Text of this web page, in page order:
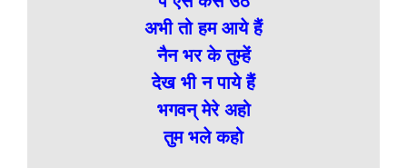
अभी तो हम आये हैं
नैन भर के तुम्हें
देख भी न पाये हैं
भगवन् मेरे अहो
तुम भले कहो